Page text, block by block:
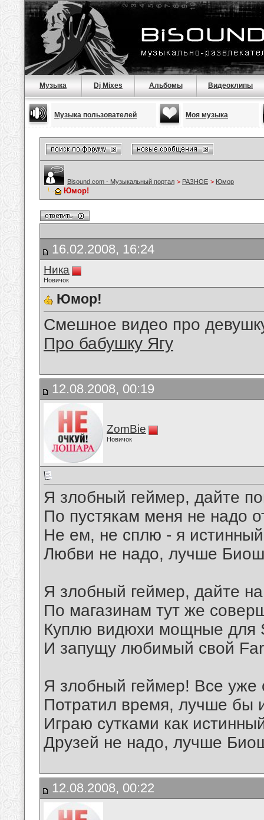
Музыка Dj Mixes Альбомы Видеоклипы
Музыка пользователей Моя музыка
Bisound.com - Музыкальный портал > РАЗНОЕ > Юмор
Юмор!
16.02.2008, 16:24
Ника
Новичок
Юмор!
Смешное видео про
Про бабушку Ягу
12.08.2008, 00:19
ZomBie
Новичок
Я злобный геймер, дайте
По пустякам меня не надо
Не ем, не сплю - я истинный
Любви не надо, лучше
Я злобный геймер, дайте
По магазинам тут же
Куплю видюхи мощные для
И запущу любимый свой
Я злобный геймер! Все уже
Потратил время, лучше бы
Играю сутками как
Друзей не надо, лучше
12.08.2008, 00:22